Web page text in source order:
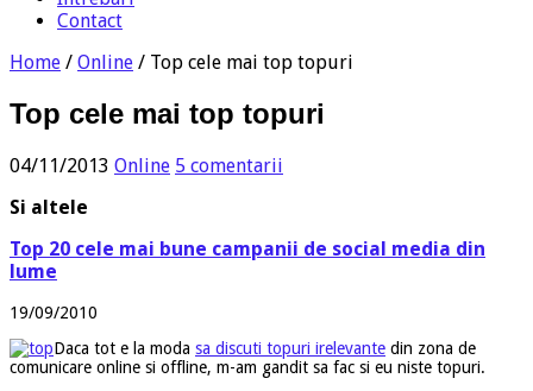
Contact
Home / Online / Top cele mai top topuri
Top cele mai top topuri
04/11/2013 Online 5 comentarii
Si altele
Top 20 cele mai bune campanii de social media din
lume
19/09/2010
Daca tot e la moda sa discuti topuri irelevante din zona de
comunicare online si offline, m-am gandit sa fac si eu niste topuri.